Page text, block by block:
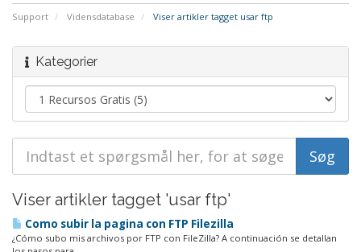
Support Vidensdatabase Viser artikler tagget usar ftp
Kategorier
Viser artikler tagget 'usar ftp'
Como subir la pagina con FTP Filezilla
¿Cómo subo mis archivos por FTP con FileZilla? A continuación se detallan